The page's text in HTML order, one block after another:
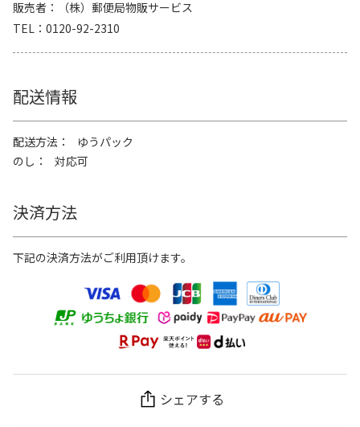
販売者
（株）郵便局物販サービス
TEL
0120-92-2310
配送情報
配送方法
ゆうパック
のし
対応可
決済方法
下記の決済方法がご利用頂けます。
シェアする